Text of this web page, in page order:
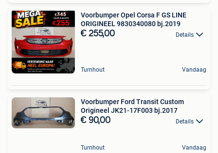
Voorbumper Opel Corsa F GS LINE
ORIGINEEL 9830340080 bj.2019
€ 255,00 Details
Turnhout Vandaag
Voorbumper Ford Transit Custom
Origineel JK21-17F003 bj.2017
€ 90,00 Details
Turnhout Vandaag